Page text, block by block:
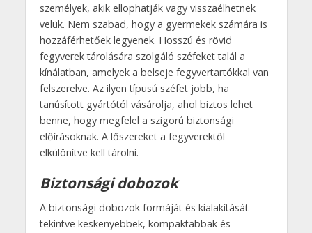
személyek, akik ellophatják vagy visszaélhetnek
velük. Nem szabad, hogy a gyermekek számára is
hozzáférhetőek legyenek. Hosszú és rövid
fegyverek tárolására szolgáló széfeket talál a
kínálatban, amelyek a belseje fegyvertartókkal van
felszerelve. Az ilyen típusú széfet jobb, ha
tanúsított gyártótól vásárolja, ahol biztos lehet
benne, hogy megfelel a szigorú biztonsági
előírásoknak. A lőszereket a fegyverektől
elkülönítve kell tárolni.
Biztonsági dobozok
A biztonsági dobozok formáját és kialakítását
tekintve keskenyebbek, kompaktabbak és